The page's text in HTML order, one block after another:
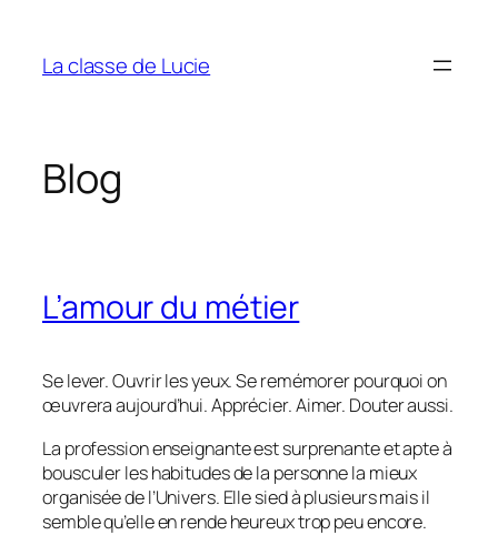
contenu
La classe de Lucie
Blog
L’amour du métier
Se lever. Ouvrir les yeux. Se remémorer pourquoi on
œuvrera aujourd’hui. Apprécier. Aimer. Douter aussi.
La profession enseignante est surprenante et apte à
bousculer les habitudes de la personne la mieux
organisée de l’Univers. Elle sied à plusieurs mais il
semble qu’elle en rende heureux trop peu encore.